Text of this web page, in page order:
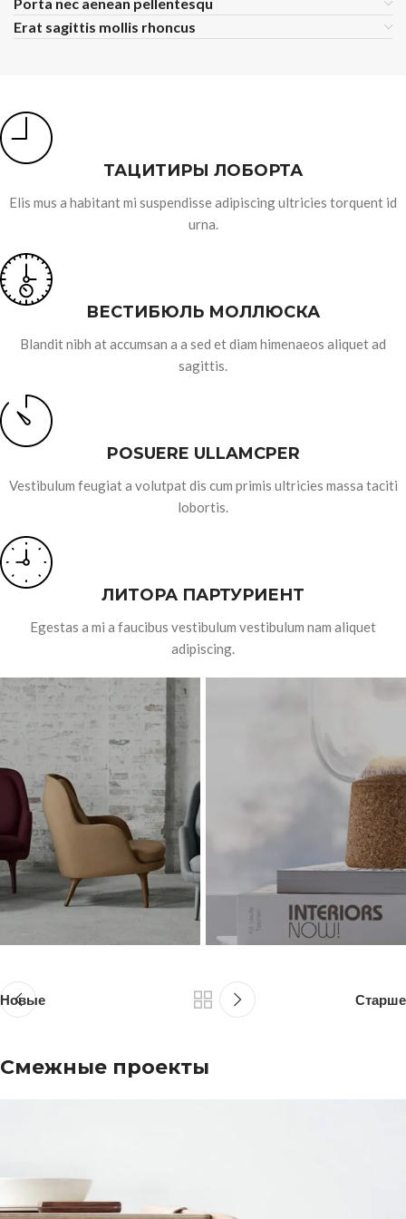
Erat sagittis mollis rhoncus
ТАЦИТИРЫ ЛОБОРТА
Elis mus a habitant mi suspendisse adipiscing ultricies torquent id
urna.
ВЕСТИБЮЛЬ МОЛЛЮСКА
Blandit nibh at accumsan a a sed et diam himenaeos aliquet ad
sagittis.
POSUERE ULLAMCPER
Vestibulum feugiat a volutpat dis cum primis ultricies massa taciti
lobortis.
ЛИТОРА ПАРТУРИЕНТ
Egestas a mi a faucibus vestibulum vestibulum nam aliquet
adipiscing.
Новые Старше
Смежные проекты